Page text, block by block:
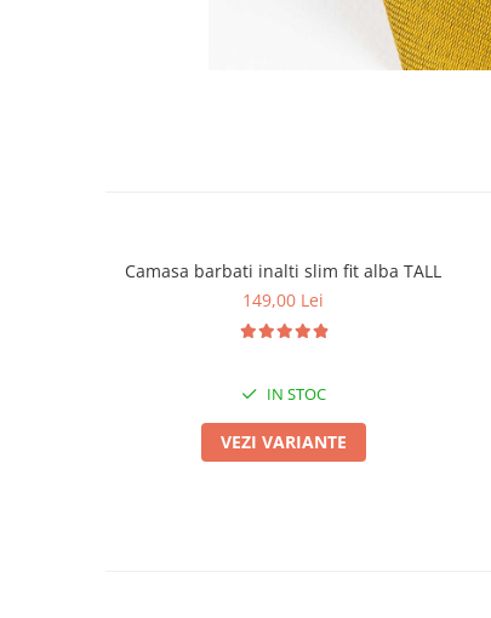
Camasa barbati inalti slim fit alba TALL
149,00 Lei
IN STOC
VEZI VARIANTE